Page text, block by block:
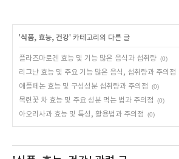
'식품, 효능, 건강' 카테고리의 다른 글
플라즈마로겐 효능 및 기능 많은 음식과 섭취량 (0)
리그난 효능 및 주요 기능 많은 음식, 섭취량과 주의점
애플페논 효능 및 구성성분 섭취량과 주의점
(0)
목련꽃 차 효능 및 주요 성분 먹는 법과 주의점
(0)
아오리사과 효능 및 특성, 활용법과 주의점
(0)